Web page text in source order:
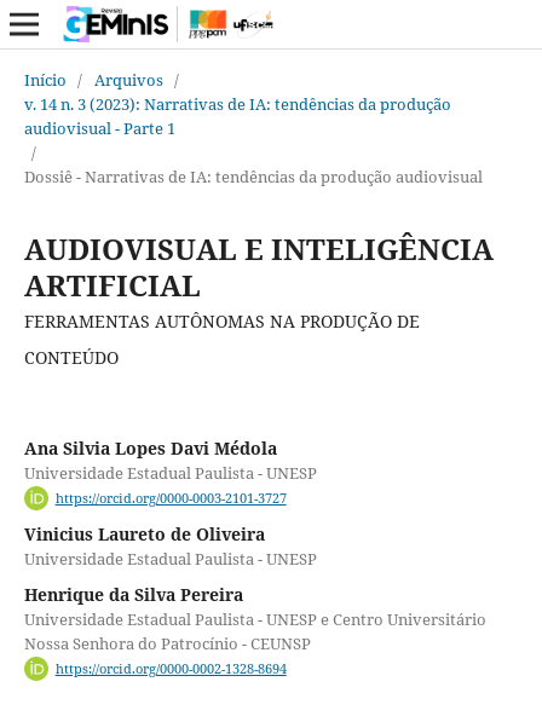
Início / Arquivos /
v. 14 n. 3 (2023): Narrativas de IA: tendências da produção
audiovisual - Parte 1
/
Dossiê - Narrativas de IA: tendências da produção audiovisual
AUDIOVISUAL E INTELIGÊNCIA
ARTIFICIAL
FERRAMENTAS AUTÔNOMAS NA PRODUÇÃO DE
CONTEÚDO
Ana Silvia Lopes Davi Médola
Universidade Estadual Paulista - UNESP
https://orcid.org/0000-0003-2101-3727
Vinicius Laureto de Oliveira
Universidade Estadual Paulista - UNESP
Henrique da Silva Pereira
Universidade Estadual Paulista - UNESP e Centro Universitário
Nossa Senhora do Patrocínio - CEUNSP
https://orcid.org/0000-0002-1328-8694